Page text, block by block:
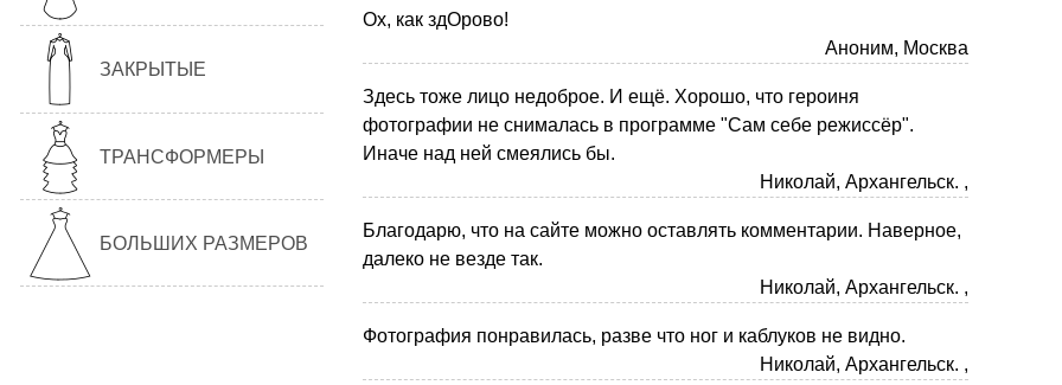
ЗАКРЫТЫЕ
ТРАНСФОРМЕРЫ
БОЛЬШИХ РАЗМЕРОВ
Ох, как здОрово!
Аноним, Москва
Здесь тоже лицо недоброе. И ещё. Хорошо, что героиня
фотографии не снималась в программе "Сам себе режиссёр".
Иначе над ней смеялись бы.
Николай, Архангельск. ,
Благодарю, что на сайте можно оставлять комментарии. Наверное,
далеко не везде так.
Николай, Архангельск. ,
Фотография понравилась, разве что ног и каблуков не видно.
Николай, Архангельск. ,